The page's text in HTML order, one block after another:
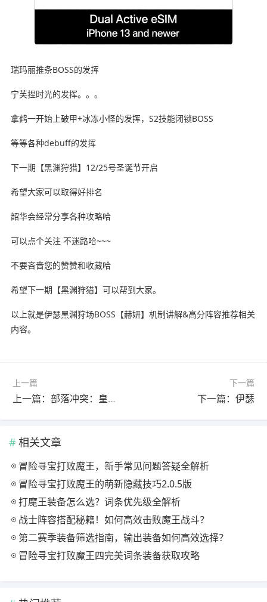
瑞玛丽推条BOSS的发挥
宁芙捏时光的发挥。。。
拿鹤一开始上破甲+冰冻小怪的发挥，S2技能闭锁BOSS
等等各种debuff的发挥
下一期【黑渊狩猎】12/25号圣诞节开启
希望大家可以取得好排名
韶华会经常分享各种攻略哈
可以点个关注 不迷路哈~~~
不要吝啬您的赞赞和收藏哈
希望下一期【黑渊狩猎】可以帮到大家。
以上就是伊瑟黑渊狩场BOSS【赫妍】机制讲解&高分阵容推荐相关
内容。
上一篇
上一篇：部落冲突：皇室战争皇室风向标第二期|小费轮转的极限艺术！
下一篇
下一篇：伊瑟
相关文章
冒险寻宝打败魔王，新手常见问题答疑全解析
冒险寻宝打败魔王的萌新隐藏技巧2.0.5版
打魔王装备怎么选？词条优先级全解析
战士阵容搭配秘籍！如何高效击败魔王战斗？
第二赛季装备筛选指南，输出装备如何高效选择？
冒险寻宝打败魔王四完美词条装备获取攻略